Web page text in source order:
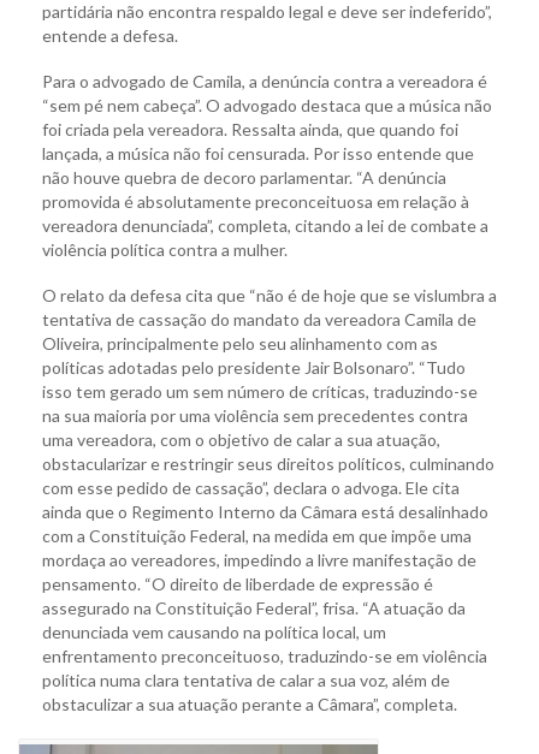
partidária não encontra respaldo legal e deve ser indeferido”,
entende a defesa.
Para o advogado de Camila, a denúncia contra a vereadora é
“sem pé nem cabeça”. O advogado destaca que a música não
foi criada pela vereadora. Ressalta ainda, que quando foi
lançada, a música não foi censurada. Por isso entende que
não houve quebra de decoro parlamentar. “A denúncia
promovida é absolutamente preconceituosa em relação à
vereadora denunciada”, completa, citando a lei de combate a
violência política contra a mulher.
O relato da defesa cita que “não é de hoje que se vislumbra a
tentativa de cassação do mandato da vereadora Camila de
Oliveira, principalmente pelo seu alinhamento com as
políticas adotadas pelo presidente Jair Bolsonaro”. “Tudo
isso tem gerado um sem número de críticas, traduzindo-se
na sua maioria por uma violência sem precedentes contra
uma vereadora, com o objetivo de calar a sua atuação,
obstacularizar e restringir seus direitos políticos, culminando
com esse pedido de cassação”, declara o advoga. Ele cita
ainda que o Regimento Interno da Câmara está desalinhado
com a Constituição Federal, na medida em que impõe uma
mordaça ao vereadores, impedindo a livre manifestação de
pensamento. “O direito de liberdade de expressão é
assegurado na Constituição Federal”, frisa. “A atuação da
denunciada vem causando na política local, um
enfrentamento preconceituoso, traduzindo-se em violência
política numa clara tentativa de calar a sua voz, além de
obstaculizar a sua atuação perante a Câmara”, completa.